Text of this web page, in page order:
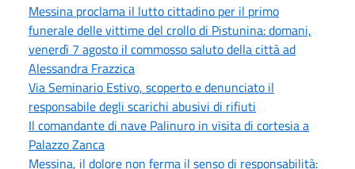
Messina proclama il lutto cittadino per il primo
funerale delle vittime del crollo di Pistunina: domani,
venerdì 7 agosto il commosso saluto della città ad
Alessandra Frazzica
Via Seminario Estivo, scoperto e denunciato il
responsabile degli scarichi abusivi di rifiuti
Il comandante di nave Palinuro in visita di cortesia a
Palazzo Zanca
Messina, il dolore non ferma il senso di responsabilità: